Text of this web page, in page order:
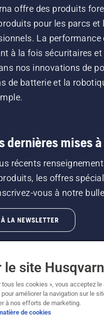
offre des produits
pour les parcs et
La performance
à la fois sécuritaires et
nos innovations de
de batterie et la
dernières mises
récents
les offres
vous à notre
LA NEWSLETTER
AB (publ.). En raison de
la machine reste
le site
tous les cookies », vous acceptez
améliorer la navigation sur le
à nos efforts de marketing.
de cookies